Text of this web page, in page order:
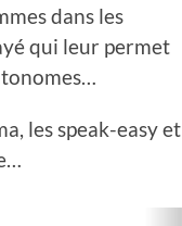
dans les
qui leur permet
les speak-easy et